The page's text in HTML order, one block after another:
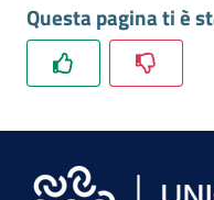
Questa pagina ti è